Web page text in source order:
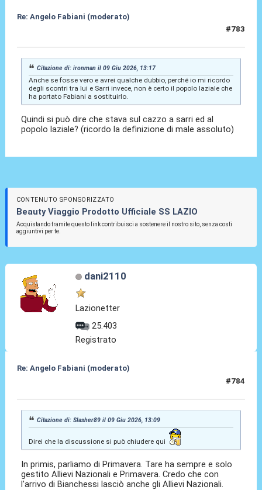
Re: Angelo Fabiani (moderato)
#783
Citazione di: ironman il 09 Giu 2026, 13:17
Anche se fosse vero e avrei qualche dubbio, perché io mi ricordo
degli scontri tra lui e Sarri invece, non è certo il popolo laziale che
ha portato Fabiani a sostituirlo.
Quindi si può dire che stava sul cazzo a sarri ed al
popolo laziale? (ricordo la definizione di male assoluto)
CONTENUTO SPONSORIZZATO
Beauty Viaggio Prodotto Ufficiale SS LAZIO
Acquistando tramite questo link contribuisci a sostenere il nostro sito, senza costi
aggiuntivi per te.
dani2110
Lazionetter
25.403
Registrato
Re: Angelo Fabiani (moderato)
#784
Citazione di: Slasher89 il 09 Giu 2026, 13:09
Direi che la discussione si può chiudere qui
In primis, parliamo di Primavera. Tare ha sempre e solo
gestito Allievi Nazionali e Primavera. Credo che con
l'arrivo di Bianchessi lasciò anche gli Allievi Nazionali.